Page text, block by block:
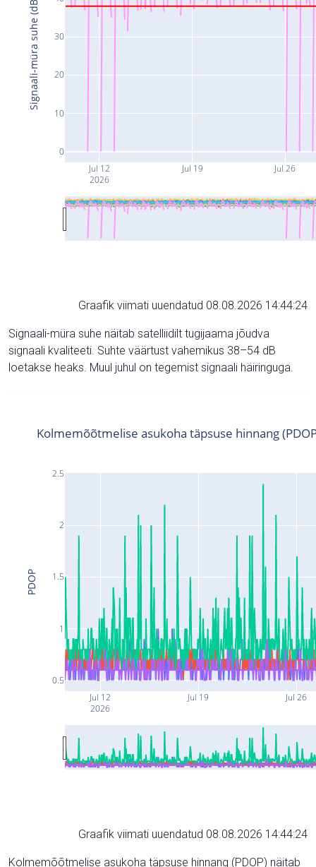
Jul 12
2026
Jul 19 Jul 26
0
10
20
30
Signaali-müra suhe (dB)
Graafik viimati uuendatud 08.08.2026 14:44:24
Signaali-müra suhe näitab satelliidilt tugijaama jõudva
signaali kvaliteeti. Suhte väärtust vahemikus 38–54 dB
loetakse heaks. Muul juhul on tegemist signaali häiringuga.
Jul 12
2026
Jul 19 Jul 26
0.5
1
1.5
2
2.5
Kolmemõõtmelise asukoha täpsuse hinnang
PDOP
Graafik viimati uuendatud 08.08.2026 14:44:24
Kolmemõõtmelise asukoha täpsuse hinnang (PDOP) näitab